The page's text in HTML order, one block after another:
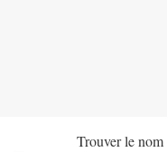
Trouver le